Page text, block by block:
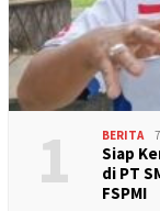
1 BERITA
Siap
di PT
FSPMI